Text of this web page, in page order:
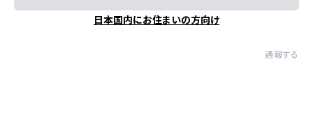
日本国内にお住まいの方向け
通報する